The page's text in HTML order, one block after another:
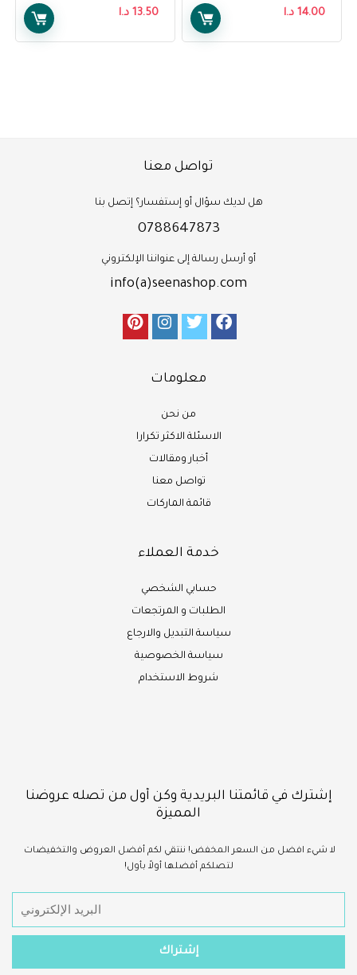
14.00 د.ا 13.50 د.ا
تواصل معنا
هل لديك سؤال أو إستفسار؟ إتصل بنا
0788647873
أو أرسل رسالة إلى عنواننا الإلكتروني
info(a)seenashop.com
معلومات
من نحن
الاسئلة الاكثر تكرارا
أخبار ومقالات
تواصل معنا
قائمة الماركات
خدمة العملاء
حسابي الشخصي
الطلبات و المرتجعات
سياسة التبديل والارجاع
سياسة الخصوصية
شروط الاستخدام
إشترك في قائمتنا البريدية وكن أول من تصله عروضنا
المميزة
لا شيء افضل من السعر المخفض! ننتقي لكم أفضل العروض والتخفيضات
لتصلكم أفضلها أولاً بأول!